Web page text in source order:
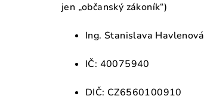
jen „občanský zákoník“)
Ing. Stanislava Havlenová
IČ: 40075940
DIČ: CZ6560100910